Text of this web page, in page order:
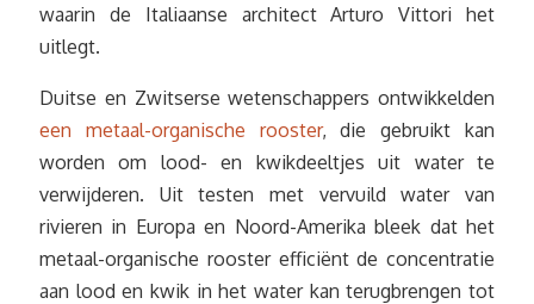
waarin de Italiaanse architect Arturo Vittori het
uitlegt.
Duitse en Zwitserse wetenschappers ontwikkelden
een metaal-organische rooster, die gebruikt kan
worden om lood- en kwikdeeltjes uit water te
verwijderen. Uit testen met vervuild water van
rivieren in Europa en Noord-Amerika bleek dat het
metaal-organische rooster efficiënt de concentratie
aan lood en kwik in het water kan terugbrengen tot